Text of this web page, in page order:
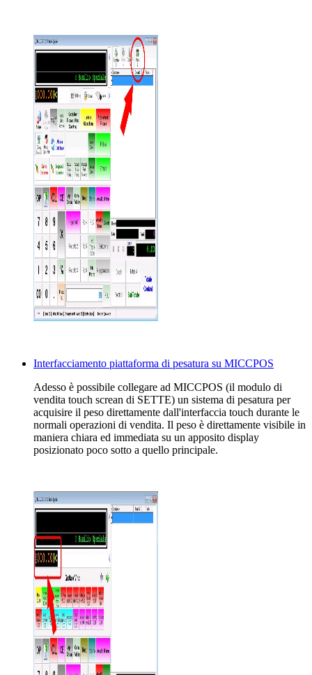
Interfacciamento piattaforma di pesatura su MICCPOS
Adesso è possibile collegare ad MICCPOS (il modulo di
vendita touch screan di SETTE) un sistema di pesatura per
acquisire il peso direttamente dall'interfaccia touch durante le
normali operazioni di vendita. Il peso è direttamente visibile in
maniera chiara ed immediata su un apposito display
posizionato poco sotto a quello principale.